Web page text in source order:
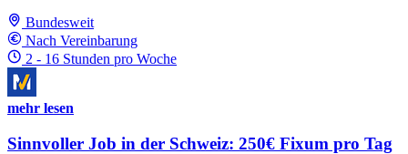
Bundesweit
Nach Vereinbarung
2 - 16 Stunden pro Woche
mehr lesen
Sinnvoller Job in der Schweiz: 250€ Fixum pro Tag